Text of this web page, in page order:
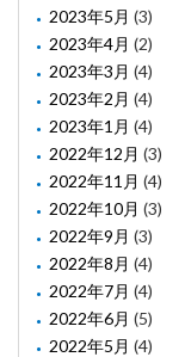
2023年5月 (3)
2023年4月 (2)
2023年3月 (4)
2023年2月 (4)
2023年1月 (4)
2022年12月 (3)
2022年11月 (4)
2022年10月 (3)
2022年9月 (3)
2022年8月 (4)
2022年7月 (4)
2022年6月 (5)
2022年5月 (4)